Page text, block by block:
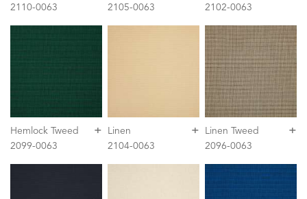
2110-0063
2105-0063
2102-0063
+
Hemlock Tweed
2099-0063
+
Linen
2104-0063
+
Linen Tweed
2096-0063